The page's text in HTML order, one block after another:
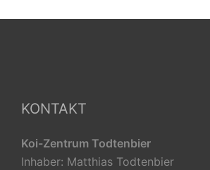
KONTAKT
Koi-Zentrum Todtenbier
Inhaber: Matthias Todtenbier